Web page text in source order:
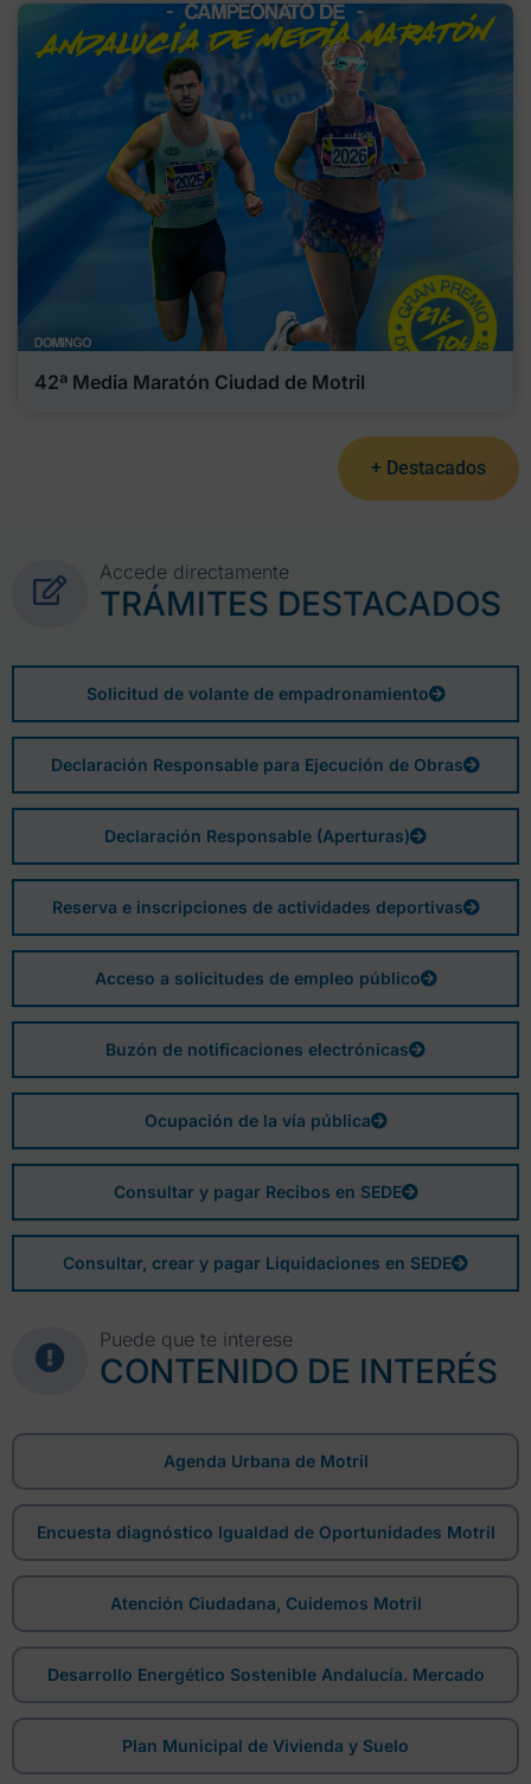
42ª Media Maratón Ciudad de Motril
+ Destacados
Accede directamente
TRÁMITES DESTACADOS
Solicitud de volante de empadronamiento
Declaración Responsable para Ejecución de Obras
Declaración Responsable (Aperturas)
Reserva e inscripciones de actividades deportivas
Acceso a solicitudes de empleo público
Buzón de notificaciones electrónicas
Ocupación de la vía pública
Consultar y pagar Recibos en SEDE
Consultar, crear y pagar Liquidaciones en SEDE
Puede que te interese
CONTENIDO DE INTERÉS
Agenda Urbana de Motril
Encuesta diagnóstico Igualdad de Oportunidades Motril
Atención Ciudadana, Cuidemos Motril
Desarrollo Energético Sostenible Andalucía. Mercado
Plan Municipal de Vivienda y Suelo